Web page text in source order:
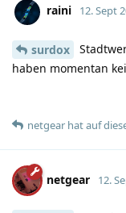
raini 12. Sept
surdox
haben momentan
netgear hatauf
netgear 12.